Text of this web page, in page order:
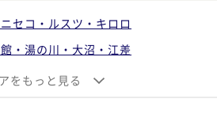
セコ・ルスツ・キロロ
・湯の川・大沼・江差
マム
をもっと見る